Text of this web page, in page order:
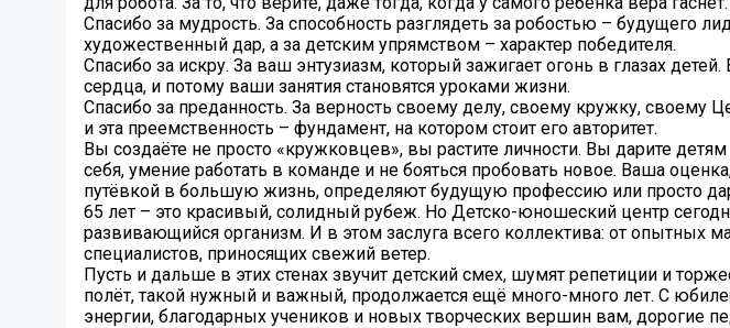
Спасибо за мудрость. За способность разглядеть за робостью – будущего
художественный дар, а за детским упрямством – характер победителя.
Спасибо за искру. За ваш энтузиазм, который зажигает огонь в глазах
сердца, и потому ваши занятия становятся уроками жизни.
Спасибо за преданность. За верность своему делу, своему кружку, своему
и эта преемственность – фундамент, на котором стоит его авторитет.
Вы создаёте не просто «кружковцев», вы растите личности. Вы дарите
себя, умение работать в команде и не бояться пробовать новое. Ваша
путёвкой в большую жизнь, определяют будущую профессию или просто
65 лет – это красивый, солидный рубеж. Но Детско-юношеский центр
развивающийся организм. И в этом заслуга всего коллектива: от опытных
специалистов, приносящих свежий ветер.
Пусть и дальше в этих стенах звучит детский смех, шумят репетиции и
полёт, такой нужный и важный, продолжается ещё много-много лет. С
энергии, благодарных учеников и новых творческих вершин вам, дорогие